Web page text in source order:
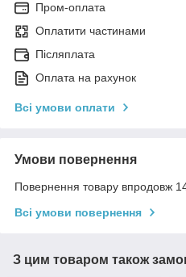
Пром-оплата
Оплатити частинами
Післяплата
Оплата на рахунок
Всі умови оплати
Умови повернення
Повернення товару впродовж
Всі умови повернення
З цим товаром також